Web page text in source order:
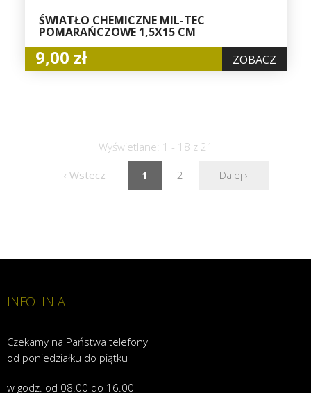
ŚWIATŁO CHEMICZNE MIL-TEC
POMARAŃCZOWE 1,5X15 CM
9,00 zł ZOBACZ
Wyświetlane: 1 - 18 z 21
‹ Wstecz 1 2 Dalej ›
INFOLINIA
Czekamy na Państwa telefony
od poniedziałku do piątku
w godz. od 08.00 do 16.00